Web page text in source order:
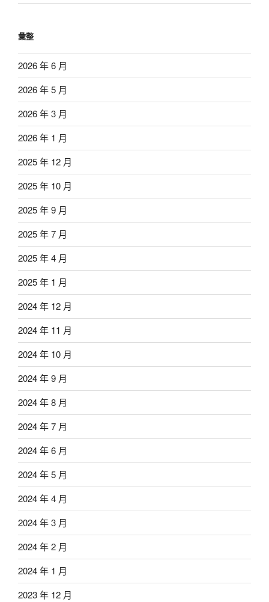
彙整
2026 年 6 月
2026 年 5 月
2026 年 3 月
2026 年 1 月
2025 年 12 月
2025 年 10 月
2025 年 9 月
2025 年 7 月
2025 年 4 月
2025 年 1 月
2024 年 12 月
2024 年 11 月
2024 年 10 月
2024 年 9 月
2024 年 8 月
2024 年 7 月
2024 年 6 月
2024 年 5 月
2024 年 4 月
2024 年 3 月
2024 年 2 月
2024 年 1 月
2023 年 12 月